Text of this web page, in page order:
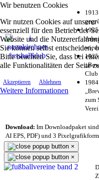
Wir benutzen Cookies
Wir nutzen Cookies auf
essenziell für den Betrieb der
Website und die
Sie können selbst entscheiden,
Bitte beachten Sie, dass bei
alle Funktionalitäten der Seite
Akzeptieren Ablehnen
Weitere Informationen
Club
zum
Download: Im Downloadpaket
AI EPS, PDF) und 3
×
×